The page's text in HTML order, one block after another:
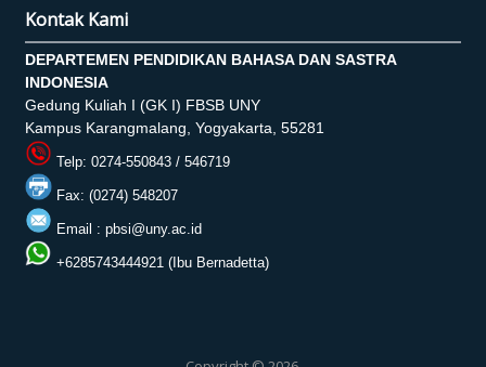
Kontak Kami
DEPARTEMEN PENDIDIKAN BAHASA DAN SASTRA
INDONESIA
Gedung Kuliah I (GK I) FBSB UNY
Kampus Karangmalang, Yogyakarta, 55281
Telp: 0274-550843 / 546719
Fax: (0274) 548207
Email :pbsi@uny.ac.id
+6285743444921 (Ibu Bernadetta)